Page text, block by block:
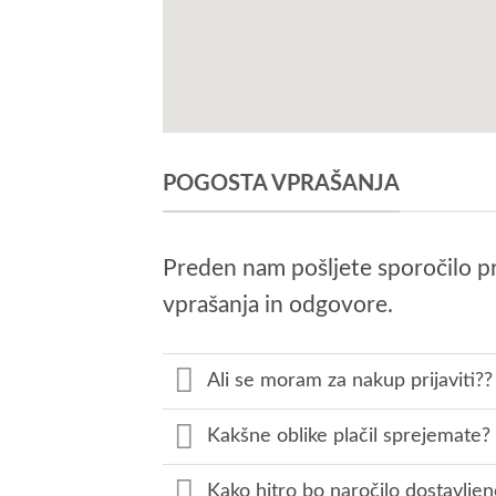
POGOSTA VPRAŠANJA
Preden nam pošljete sporočilo
vprašanja in odgovore.
Ali se moram za nakup prijaviti??
Kakšne oblike plačil sprejemate?
Kako hitro bo naročilo